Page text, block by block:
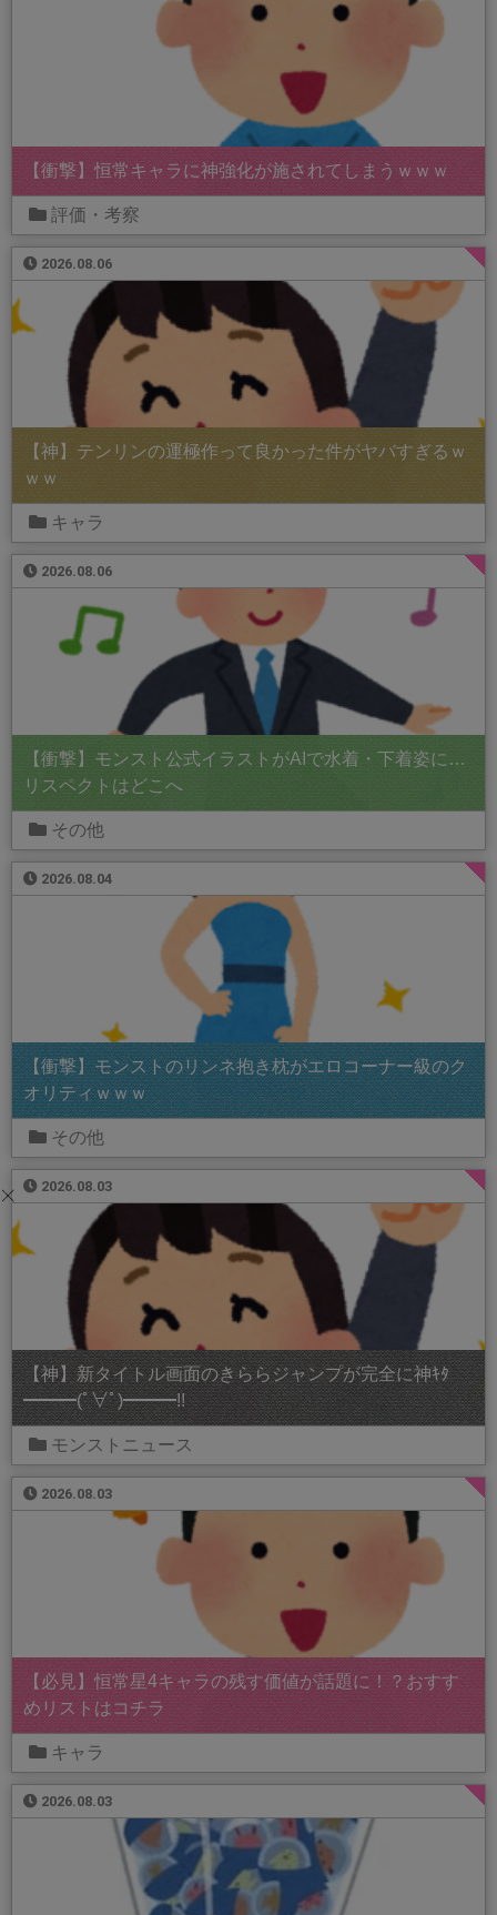
【衝撃】恒常キャラに神強化が施されてしまうｗｗｗ
評価・考察
2026.08.06
【神】テンリンの運極作って良かった件がヤバすぎるｗ
ｗｗ
キャラ
2026.08.06
【衝撃】モンスト公式イラストがAIで水着・下着姿に…
リスペクトはどこへ
その他
2026.08.04
【衝撃】モンストのリンネ抱き枕がエロコーナー級のク
オリティｗｗｗ
その他
2026.08.03
【神】新タイトル画面のきららジャンプが完全に神ｷﾀ
━━━(ﾟ∀ﾟ)━━━!!
モンストニュース
2026.08.03
【必見】恒常星4キャラの残す価値が話題に！？おすす
めリストはコチラ
キャラ
2026.08.03